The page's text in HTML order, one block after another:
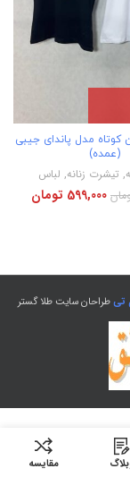
مدل پاندای جیبی
(عمده)
, تیشرت زنانه, لباس
599,000 تومان
تیطراحان سایت طلا گستر
مقایسه